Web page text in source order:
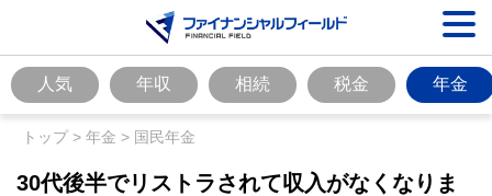
人気 年収 相続 税金 年金
トップ> 年金 > 国民年金
30代後半でリストラされて収入がなくなりま